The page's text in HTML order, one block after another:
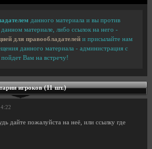
данного материала и вы против
материале, либо ссылок на него -
для правообладателей и присылайте нам
данного материала - администрация с
Вам на встречу!
игроков (11 шт.)
дайте пожалуйста на неё, или ссылку где